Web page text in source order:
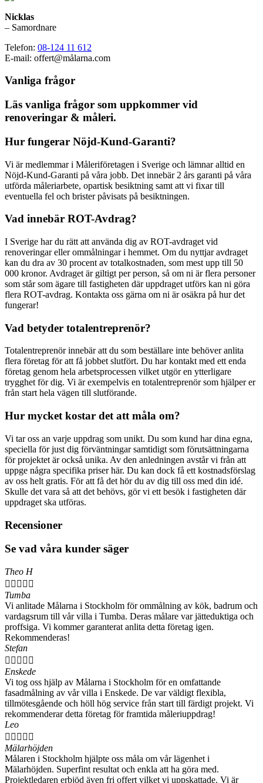
Nicklas
– Samordnare
Telefon: 08-124 11 612
E-mail: offert@målarna.com
Vanliga frågor
Läs vanliga frågor som uppkommer vid
renoveringar & måleri.
Hur fungerar Nöjd-Kund-Garanti?
Vi är medlemmar i Måleriföretagen i Sverige och lämnar alltid en
Nöjd-Kund-Garanti på våra jobb. Det innebär 2 års garanti på våra
utförda måleriarbete, opartisk besiktning samt att vi fixar till
eventuella fel och brister påvisats på besiktningen.
Vad innebär ROT-Avdrag?
I Sverige har du rätt att använda dig av ROT-avdraget vid
renoveringar eller ommålningar i hemmet. Om du nyttjar avdraget
kan du dra av 30 procent av totalkostnaden, som mest upp till 50
000 kronor. Avdraget är giltigt per person, så om ni är flera personer
som står som ägare till fastigheten där uppdraget utförs kan ni göra
flera ROT-avdrag. Kontakta oss gärna om ni är osäkra på hur det
fungerar!
Vad betyder totalentreprenör?
Totalentreprenör innebär att du som beställare inte behöver anlita
flera företag för att få jobbet slutfört. Du har kontakt med ett enda
företag genom hela arbetsprocessen vilket utgör en ytterligare
trygghet för dig. Vi är exempelvis en totalentreprenör som hjälper er
från start hela vägen till slutförande.
Hur mycket kostar det att måla om?
Vi tar oss an varje uppdrag som unikt. Du som kund har dina egna,
speciella för just dig förväntningar samtidigt som förutsättningarna
för projektet är också unika. Av den anledningen avstår vi från att
uppge några specifika priser här. Du kan dock få ett kostnadsförslag
av oss helt gratis. För att få det hör du av dig till oss med din idé.
Skulle det vara så att det behövs, gör vi ett besök i fastigheten där
uppdraget ska utföras.
Recensioner
Se vad våra kunder säger
Theo H
    
Tumba
Vi anlitade Målarna i Stockholm för ommålning av kök, badrum och
vardagsrum till vår villa i Tumba. Deras målare var jätteduktiga och
proffsiga. Vi kommer garanterat anlita detta företag igen.
Rekommenderas!
Stefan
    
Enskede
Vi tog oss hjälp av Målarna i Stockholm för en omfattande
fasadmålning av vår villa i Enskede. De var väldigt flexibla,
tillmötesgående och höll hög service från start till färdigt projekt. Vi
rekommenderar detta företag för framtida måleriuppdrag!
Leo
    
Mälarhöjden
Målaren i Stockholm hjälpte oss måla om vår lägenhet i
Mälarhöjden. Superfint resultat och enkla att ha göra med.
Projektledaren erbjöd även fri offert vilket vi uppskattade. Vi är